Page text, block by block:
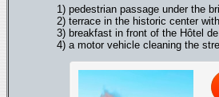
1) pedestrian passage under the
2) terrace in the historic center
3) breakfast in front of the Hôtel
4) a motor vehicle cleaning the